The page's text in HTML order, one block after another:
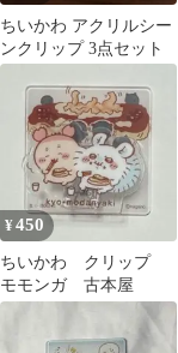
ちいかわ アクリルシー
ンクリップ 3点セット
¥450
ちいかわ クリップ
モモンガ 古本屋